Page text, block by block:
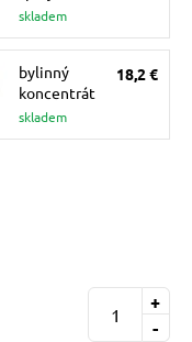
skladem
bylinný
koncentrát
skladem
18,2 €
-
+